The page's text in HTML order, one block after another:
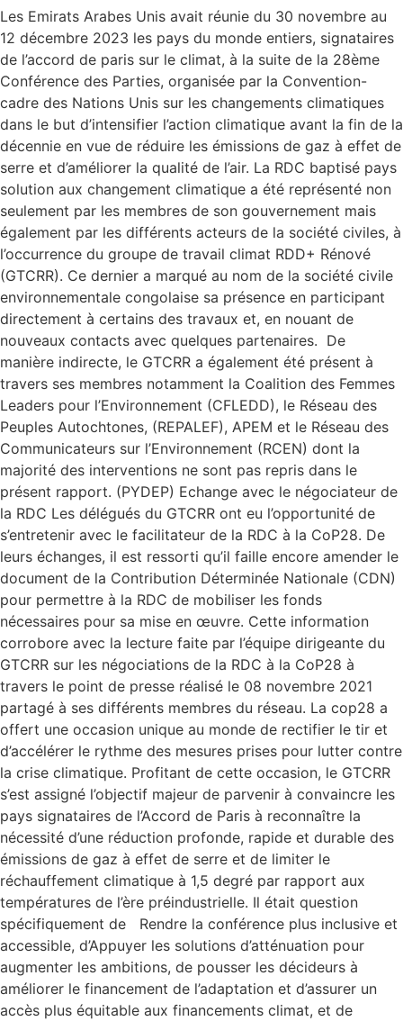
Les Emirats Arabes Unis avait réunie du 30 novembre au
12 décembre 2023 les pays du monde entiers, signataires
de l’accord de paris sur le climat, à la suite de la 28ème
Conférence des Parties, organisée par la Convention-
cadre des Nations Unis sur les changements climatiques
dans le but d’intensifier l’action climatique avant la fin de la
décennie en vue de réduire les émissions de gaz à effet de
serre et d’améliorer la qualité de l’air. La RDC baptisé pays
solution aux changement climatique a été représenté non
seulement par les membres de son gouvernement mais
également par les différents acteurs de la société civiles, à
l’occurrence du groupe de travail climat RDD+ Rénové
(GTCRR). Ce dernier a marqué au nom de la société civile
environnementale congolaise sa présence en participant
directement à certains des travaux et, en nouant de
nouveaux contacts avec quelques partenaires. De
manière indirecte, le GTCRR a également été présent à
travers ses membres notamment la Coalition des Femmes
Leaders pour l’Environnement (CFLEDD), le Réseau des
Peuples Autochtones, (REPALEF), APEM et le Réseau des
Communicateurs sur l’Environnement (RCEN) dont la
majorité des interventions ne sont pas repris dans le
présent rapport. (PYDEP) Echange avec le négociateur de
la RDC Les délégués du GTCRR ont eu l’opportunité de
s’entretenir avec le facilitateur de la RDC à la CoP28. De
leurs échanges, il est ressorti qu’il faille encore amender le
document de la Contribution Déterminée Nationale (CDN)
pour permettre à la RDC de mobiliser les fonds
nécessaires pour sa mise en œuvre. Cette information
corrobore avec la lecture faite par l’équipe dirigeante du
GTCRR sur les négociations de la RDC à la CoP28 à
travers le point de presse réalisé le 08 novembre 2021
partagé à ses différents membres du réseau. La cop28 a
offert une occasion unique au monde de rectifier le tir et
d’accélérer le rythme des mesures prises pour lutter contre
la crise climatique. Profitant de cette occasion, le GTCRR
s’est assigné l’objectif majeur de parvenir à convaincre les
pays signataires de l’Accord de Paris à reconnaître la
nécessité d’une réduction profonde, rapide et durable des
émissions de gaz à effet de serre et de limiter le
réchauffement climatique à 1,5 degré par rapport aux
températures de l’ère préindustrielle. Il était question
spécifiquement de Rendre la conférence plus inclusive et
accessible, d’Appuyer les solutions d’atténuation pour
augmenter les ambitions, de pousser les décideurs à
améliorer le financement de l’adaptation et d’assurer un
accès plus équitable aux financements climat, et de